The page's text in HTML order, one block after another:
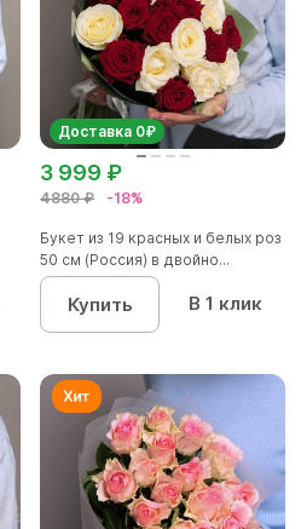
Доставка 0₽
4880 ₽ -18%
3 999 ₽
Букет из 19 красных и белых роз
50 см (Россия) в двойно...
Купить В 1 клик